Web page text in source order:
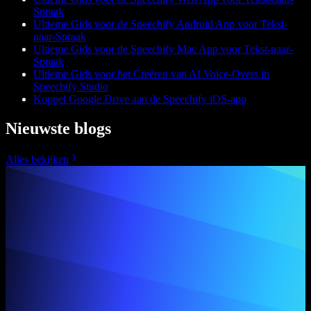
Spraak
Ultieme Gids voor de Speechify Android App voor Tekst-
naar-Spraak
Ultieme Gids voor de Speechify Mac App voor Tekst-naar-
Spraak
Ultieme Gids voor het Creëren van AI Voice-Overs in
Speechify Studio
Koppel Google Drive aan de Speechify iOS-app
Nieuwste blogs
Alles bekijken